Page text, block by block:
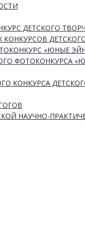
ДЕТСКОГО
«ЮНЫЕ
ФОТОКОНКУРСА
КОНКУРСА
НАУЧНО-